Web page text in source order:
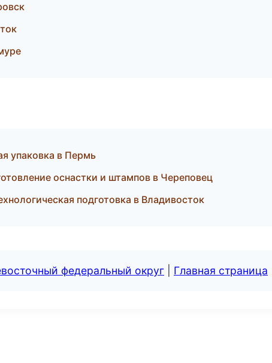
упаковка в Пермь
оснастки и штампов в Череповец
подготовка в Владивосток
федеральный округ Главная страница